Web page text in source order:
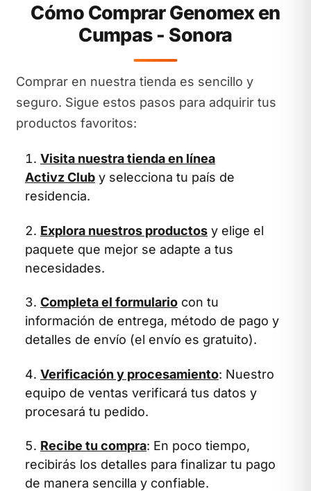
Cómo Comprar Genomex en
Cumpas - Sonora
Comprar en nuestra tienda es sencillo y
seguro. Sigue estos pasos para adquirir tus
productos favoritos:
Visita nuestra tienda en línea
Activz Club y selecciona tu país de
residencia.
Explora nuestros productos y elige el
paquete que mejor se adapte a tus
necesidades.
Completa el formulario con tu
información de entrega, método de pago y
detalles de envío (el envío es gratuito).
Verificación y procesamiento: Nuestro
equipo de ventas verificará tus datos y
procesará tu pedido.
Recibe tu compra: En poco tiempo,
recibirás los detalles para finalizar tu pago
de manera sencilla y confiable.